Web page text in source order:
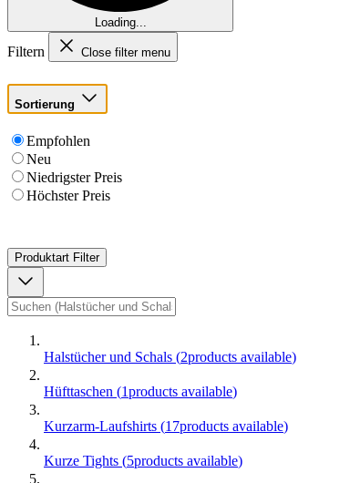
Loading...
Filtern Close filter menu
Sortierung
Empfohlen
Neu
Niedrigster Preis
Höchster Preis
Produktart Filter
Halstücher und Schals (2products available)
Hüfttaschen (1products available)
Kurzarm-Laufshirts (17products available)
Kurze Tights (5products available)